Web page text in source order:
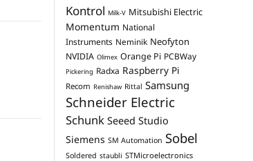
Kontrol Milk-V Mitsubishi Electric
Momentum National
Instruments Neminik Neofyton
NVIDIA Olimex Orange Pi PCBWay
Pickering Radxa Raspberry Pi
Recom Renishaw Rittal Samsung
Schneider Electric
Schunk Seeed Studio
Siemens SM Automation Sobel
Soldered staubli STMicroelectronics